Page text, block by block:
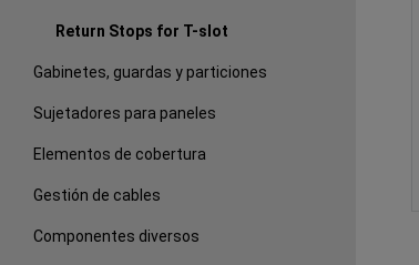
Return Stops for T-slot
Gabinetes, guardas y particiones
Sujetadores para paneles
Elementos de cobertura
Gestión de cables
Componentes diversos